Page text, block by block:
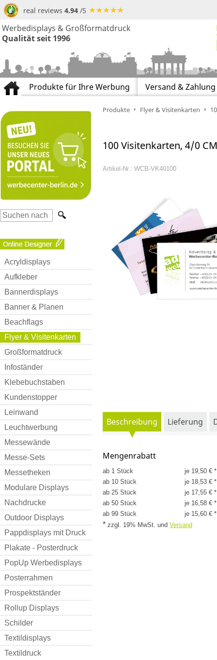
real reviews 4.94 /5
Werbedisplays & Großformatdruck
Qualität seit 1996
Produkte für Ihre Werbung Versand & Zahlung
Acryldisplays
Aufkleber
Bannerdisplays
Banner & Planen
Beachflags
Flyer & Visitenkarten
Großformatdruck
Infoständer
Klebebuchstaben
Kundenstopper
Leinwand
Leuchtwerbung
Messewände
Messe-Sets
Messetheken
Modulare Displays
Nachdrucke
Outdoor Displays
Pappdisplays mit Druck
Plakate - Posterdruck
PopUp Werbedisplays
Posterrahmen
Prospektständer
Rollup Displays
Schilder
Textildisplays
Textildruck
Produkte Flyer & Visitenkarten
100 Visitenkarten, 4/0
Artikel-Nr.: WCB-VK40100
Beschreibung Lieferung
Mengenrabatt
ab 1 Stück
je 19,50 € *
ab 10 Stück
je 18,53 € *
ab 25 Stück
je 17,55 € *
ab 50 Stück
je 16,58 € *
ab 99 Stück
je 15,60 € *
* zzgl. 19% MwSt. und Versand